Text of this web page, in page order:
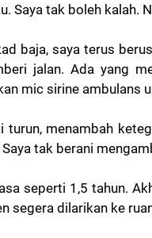
Saya tak boleh kalah.
baja, saya terus
jalan. Ada yang
mic sirine ambulans
turun, menambah
tak berani
seperti 1,5 tahun.
segera dilarikan ke